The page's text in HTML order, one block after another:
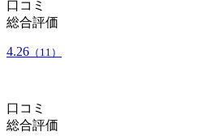
口コミ
総合評価
4.26 （11）
口コミ
総合評価